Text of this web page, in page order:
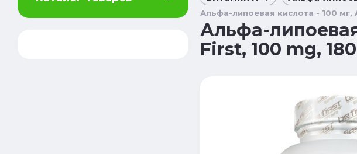
Альфа-липоевая кислота - 100 мг,
Альфа-
First, 100 mg,